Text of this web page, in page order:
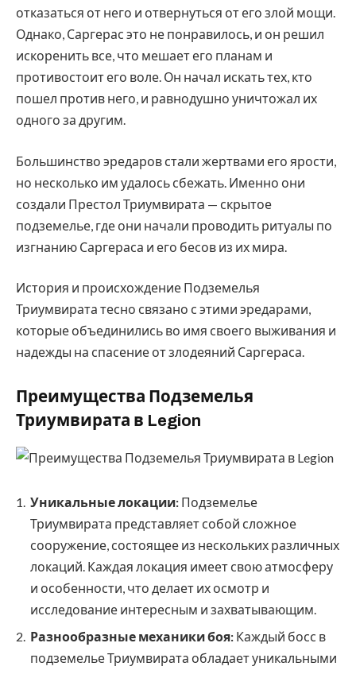
отказаться от него и отвернуться от его злой мощи.
Однако, Саргерас это не понравилось, и он решил
искоренить все, что мешает его планам и
противостоит его воле. Он начал искать тех, кто
пошел против него, и равнодушно уничтожал их
одного за другим.
Большинство эредаров стали жертвами его ярости,
но несколько им удалось сбежать. Именно они
создали Престол Триумвирата — скрытое
подземелье, где они начали проводить ритуалы по
изгнанию Саргераса и его бесов из их мира.
История и происхождение Подземелья
Триумвирата тесно связано с этими эредарами,
которые объединились во имя своего выживания и
надежды на спасение от злодеяний Саргераса.
Преимущества Подземелья
Триумвирата в Legion
Уникальные локации: Подземелье
Триумвирата представляет собой сложное
сооружение, состоящее из нескольких различных
локаций. Каждая локация имеет свою атмосферу
и особенности, что делает их осмотр и
исследование интересным и захватывающим.
Разнообразные механики боя: Каждый босс в
подземелье Триумвирата обладает уникальными